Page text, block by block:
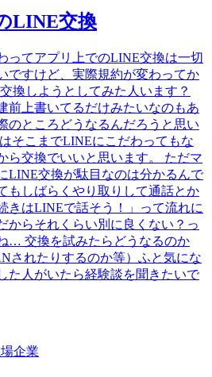
LINE交換
ってアプリ上でのLINE交換は一切
ですけど、実際規約が変わってか
換しようとしてみた人います？
前上書いてるだけみたいなのもあ
のところどうなるんだろうと思い
そこまでLINEにこだわってもな
ら交換でいいと思います。 ただマ
LINE交換が駄目なのは分かるんで
もしばらくやり取りして通話とか
きはLINEで話そう！」って流れに
からそれくらい別に良くない？っ
… 交換を試みたらどうなるのか
されたりするのか等）ふと気にな
た人がいたら経験談を聞きたいで
企業